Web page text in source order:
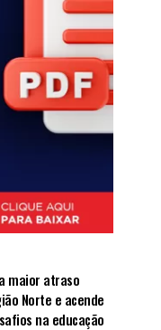
maior atraso
Norte e acende
na educação